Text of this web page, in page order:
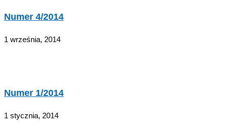
Numer 4/2014
1 września, 2014
Numer 1/2014
1 stycznia, 2014